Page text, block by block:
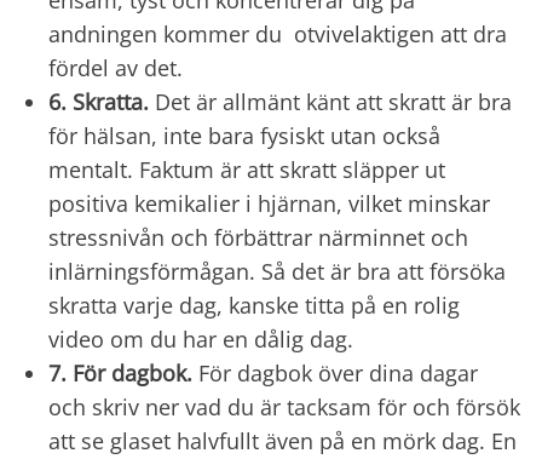
andningen kommer du otvivelaktigen att dra
fördel av det.
6. Skratta. Det är allmänt känt att skratt är bra
för hälsan, inte bara fysiskt utan också
mentalt. Faktum är att skratt släpper ut
positiva kemikalier i hjärnan, vilket minskar
stressnivån och förbättrar närminnet och
inlärningsförmågan. Så det är bra att försöka
skratta varje dag, kanske titta på en rolig
video om du har en dålig dag.
7. För dagbok. För dagbok över dina dagar
och skriv ner vad du är tacksam för och försök
att se glaset halvfullt även på en mörk dag. En